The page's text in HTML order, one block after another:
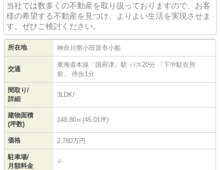
当社では数多くの不動産を取り扱っておりますので、お客
様の希望する不動産を見つけ、よりよい生活を実現させま
す。ぜひご検討ください。
所在地 神奈川県小田原市小船
交通
東海道本線 「 国府津 」駅 バス20分 「下中駐在所
前」 停歩1分
間取り/
詳細
3LDK/
建物面積
(坪数)
148.80㎡(45.01坪)
価格 2,780万円
駐車場/
月額料金
-/-